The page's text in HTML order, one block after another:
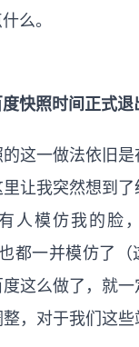
么。
快照时间正式退
这一做法依旧
让我突然想到
人模仿我的脸
都一并模仿了
这么做了，就一
，对于我们这